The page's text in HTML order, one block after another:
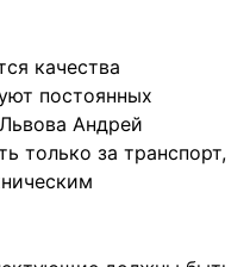
качества
постоянных
Андрей
только за транспорт,